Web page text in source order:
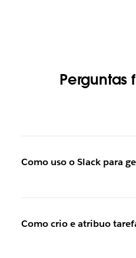
Perguntas
Como uso o Slack para
Como crio e atribuo